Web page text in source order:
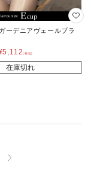
ーデニアヴェールブラ
5,112
在庫切れ